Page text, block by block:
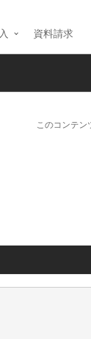
資料請求
このコンテ